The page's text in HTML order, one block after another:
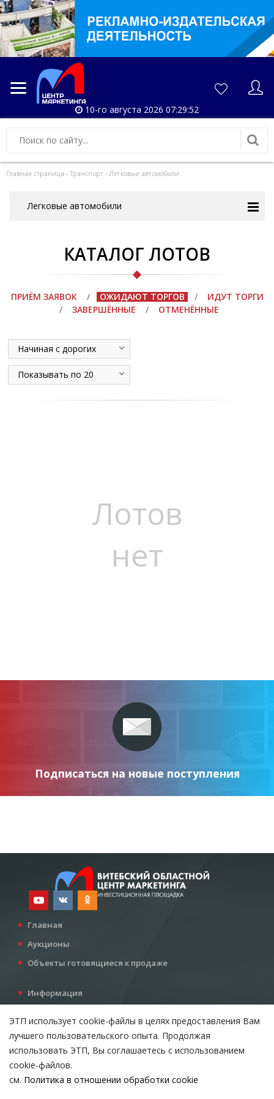
10-го августа 2026 07:29:52
Главная страница › Транспорт › Легковые автомобили
Легковые автомобили
КАТАЛОГ ЛОТОВ
ПРИЁМ ЗАЯВОК / ОЖИДАЮТ ТОРГОВ /
ИДУТ ТОРГИ
/
ЗАВЕРШЁННЫЕ / ОТМЕНЁННЫЕ
Начиная с дорогих
Показывать по 20
Лотов
нет
Подписаться на новые поступления
Главная
Аукционы
Объекты готовящиеся к продаже
Информация
Все для инвестора
Контакты
Возникли вопросы?
ЭТП использует cookie-файлы в целях предоставления Вам
лучшего пользовательского опыта. Продолжая
использовать ЭТП, Вы соглашаетесь с использованием
cookie-файлов.
см. Политика в отношении обработки cookie